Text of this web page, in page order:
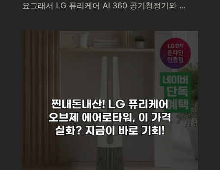
요그래서 LG 퓨리케어 AI 360 공기청정기와 ...